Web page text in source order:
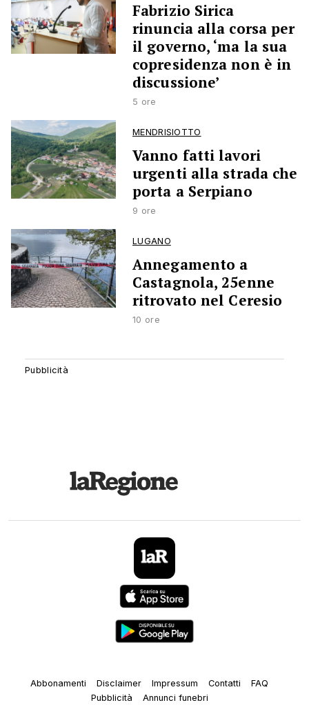
Fabrizio Sirica
rinuncia alla corsa per
il governo, ‘ma la sua
copresidenza non è in
discussione’
5 ore
MENDRISIOTTO
Vanno fatti lavori
urgenti alla strada che
porta a Serpiano
9 ore
LUGANO
Annegamento a
Castagnola, 25enne
ritrovato nel Ceresio
10 ore
Abbonamenti Disclaimer Impressum Contatti
FAQ
Pubblicità
Annunci funebri